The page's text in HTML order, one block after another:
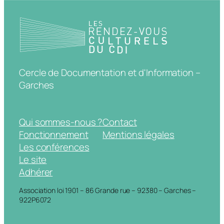
Cercle de Documentation et d'Information –
Garches
Qui sommes-nous ?
Fonctionnement
Les conférences
Le site
Adhérer
Contact
Mentions légales
Association loi 1901 – 86 Grande rue – 92380 – Garches –
922P6072